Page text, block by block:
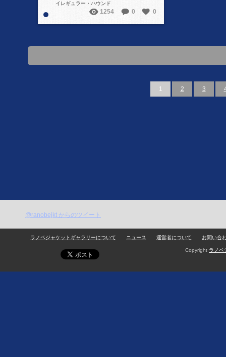
イレギュラー・ハウンド
1254 0 0
1 2 3
@ranobejkt からのツイート
ラノベジャケットギャラリーについて ニュース 運営者について お問い合
Copyright ラノベ